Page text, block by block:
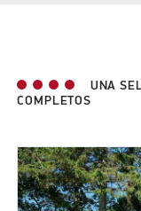
UNA
COMPLETOS